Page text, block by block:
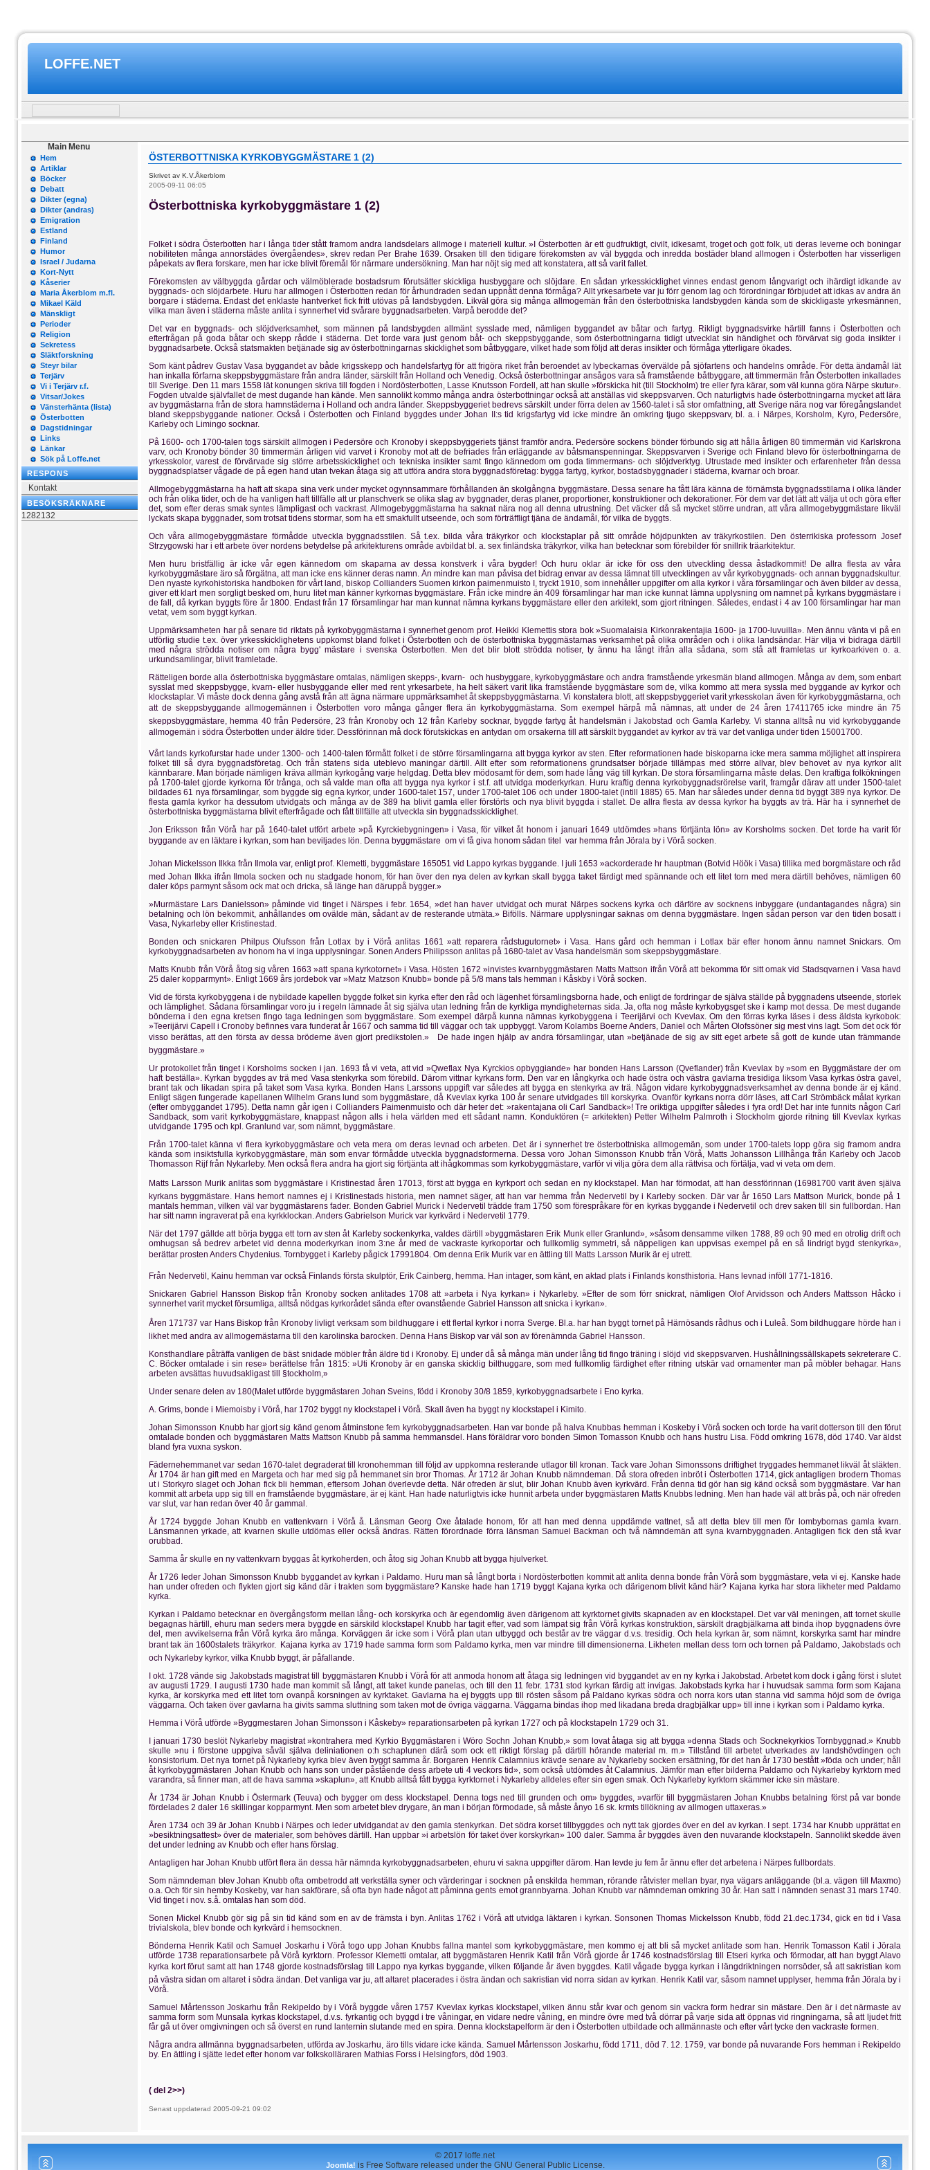
LOFFE.NET
Main Menu
Hem
Artiklar
Böcker
Debatt
Dikter (egna)
Dikter (andras)
Emigration
Estland
Finland
Humor
Israel / Judarna
Kort-Nytt
Kåserier
Maria Åkerblom m.fl.
Mikael Käld
Mänskligt
Perioder
Religion
Sekretess
Släktforskning
Steyr bilar
Terjärv
Vi i Terjärv r.f.
Vitsar/Jokes
Vänsterhänta (lista)
Österbotten
Dagstidningar
Links
Länkar
Sök på Loffe.net
RESPONS
Kontakt
BESÖKSRÄKNARE
1282132
ÖSTERBOTTNISKA KYRKOBYGGMÄSTARE 1 (2)
Skrivet av K.V.Åkerblom
2005-09-11 06:05
Österbottniska kyrkobyggmästare 1 (2)
Folket i södra Österbotten har i långa tider stått framom andra landsdelars allmoge i materiell kultur. »I Österbotten är ett gudfruktigt, civilt, idkesamt, troget och gott folk, uti deras leverne och boningar
nobiliteten många annorstädes övergåendes», skrev redan Per Brahe 1639. Orsaken till den tidigare förekomsten av väl byggda och inredda bostäder bland allmogen i Österbotten har visserligen
påpekats av flera forskare, men har icke blivit föremål för närmare undersökning. Man har nöjt sig med att konstatera, att så varit fallet.
Förekomsten av välbyggda gårdar och välmöblerade bostadsrum förutsätter skickliga husbyggare och slöjdare. En sådan yrkesskicklighet vinnes endast genom långvarigt och ihärdigt idkande av
byggnads- och slöjdarbete. Huru har allmogen i Österbotten redan för århundraden sedan uppnått denna förmåga? Allt yrkesarbete var ju förr genom lag och förordningar förbjudet att idkas av andra än
borgare i städerna. Endast det enklaste hantverket fick fritt utövas på landsbygden. Likväl göra sig många allmogemän från den österbottniska landsbygden kända som de skickligaste yrkesmännen,
vilka man även i städerna måste anlita i synnerhet vid svårare byggnadsarbeten. Varpå berodde det?
Det var en byggnads- och slöjdverksamhet, som männen på landsbygden allmänt sysslade med, nämligen byggandet av båtar och fartyg. Rikligt byggnadsvirke härtill fanns i Österbotten och
efterfrågan på goda båtar och skepp rådde i städerna. Det torde vara just genom båt- och skeppsbyggande, som österbottningarna tidigt utvecklat sin händighet och förvärvat sig goda insikter i
byggnadsarbete. Också statsmakten betjänade sig av österbottningarnas skicklighet som båtbyggare, vilket hade som följd att deras insikter och förmåga ytterligare ökades.
Som känt pådrev Gustav Vasa byggandet av både krigsskepp och handelsfartyg för att frigöra riket från beroendet av lybeckarnas övervälde på sjöfartens och handelns område. För detta ändamål lät
han inkalla förfarna skeppsbyggmästare från andra länder, särskilt från Holland och Venedig. Också österbottningar ansågos vara så framstående båtbyggare, att timmermän från Österbotten inkallades
till Sverige. Den 11 mars 1558 lät konungen skriva till fogden i Nordösterbotten, Lasse Knutsson Fordell, att han skulle »förskicka hit (till Stockholm) tre eller fyra kärar, som väl kunna göra Närpe skutur».
Fogden utvalde självfallet de mest dugande han kände. Men sannolikt kommo många andra österbottningar också att anställas vid skeppsvarven. Och naturligtvis hade österbottningarna mycket att lära
av byggmästarna från de stora hamnstäderna i Holland och andra länder. Skeppsbyggeriet bedrevs särskilt under förra delen av 1560-taIet i så stor omfattning, att Sverige nära nog var föregångslandet
bland skeppsbyggande nationer. Också i Österbotten och Finland byggdes under Johan II:s tid krigsfartyg vid icke mindre än omkring tjugo skeppsvarv, bl. a. i Närpes, Korsholm, Kyro, Pedersöre,
Karleby och Limingo socknar.
På 1600- och 1700-talen togs särskilt allmogen i Pedersöre och Kronoby i skeppsbyggeriets tjänst framför andra. Pedersöre sockens bönder förbundo sig att hålla årligen 80 timmermän vid Karlskrona
varv, och Kronoby bönder 30 timmermän årligen vid varvet i Kronoby mot att de befriades från erläggande av båtsmanspenningar. Skeppsvarven i Sverige och Finland blevo för österbottningarna de
yrkesskolor, varest de förvärvade sig större arbetsskicklighet och tekniska insikter samt fingo kännedom om goda timmermans- och slöjdverktyg. Utrustade med insikter och erfarenheter från dessa
byggnadsplatser vågade de på egen hand utan tvekan åtaga sig att utföra andra stora byggnadsföretag: bygga fartyg, kyrkor, bostadsbyggnader i städerna, kvarnar och broar.
Allmogebyggmästarna ha haft att skapa sina verk under mycket ogynnsammare förhållanden än skolgångna byggmästare. Dessa senare ha fått lära känna de förnämsta byggnadsstilarna i olika länder
och från olika tider, och de ha vanligen haft tillfälle att ur planschverk se olika slag av byggnader, deras planer, proportioner, konstruktioner och dekorationer. För dem var det lätt att välja ut och göra efter
det, som efter deras smak syntes lämpligast och vackrast. Allmogebyggmästarna ha saknat nära nog all denna utrustning. Det väcker då så mycket större undran, att våra allmogebyggmästare likväl
lyckats skapa byggnader, som trotsat tidens stormar, som ha ett smakfullt utseende, och som förträffligt tjäna de ändamål, för vilka de byggts.
Och våra allmogebyggmästare förmådde utveckla byggnadsstilen. Så t.ex. bilda våra träkyrkor och klockstaplar på sitt område höjdpunkten av träkyrkostilen. Den österrikiska professorn Josef
Strzygowski har i ett arbete över nordens betydelse på arkitekturens område avbildat bl. a. sex finländska träkyrkor, vilka han betecknar som förebilder för snillrik träarkitektur.
Men huru bristfällig är icke vår egen kännedom om skaparna av dessa konstverk i våra bygder! Och huru oklar är icke för oss den utveckling dessa åstadkommit! De allra flesta av våra
kyrkobyggmästare äro så förgätna, att man icke ens känner deras namn. Än mindre kan man påvisa det bidrag envar av dessa lämnat till utvecklingen av vår kyrkobyggnads- och annan byggnadskultur.
Den nyaste kyrkohistoriska handboken för vårt land, biskop Collianders Suomen kirkon paimenmuisto I, tryckt 1910, som innehåller uppgifter om alla kyrkor i våra församlingar och även bilder av dessa,
giver ett klart men sorgligt besked om, huru litet man känner kyrkornas byggmästare. Från icke mindre än 409 församlingar har man icke kunnat lämna upplysning om namnet på kyrkans byggmästare i
de fall, då kyrkan byggts före år 1800. Endast från 17 församlingar har man kunnat nämna kyrkans byggmästare eller den arkitekt, som gjort ritningen. Således, endast i 4 av 100 församlingar har man
vetat, vem som byggt kyrkan.
Uppmärksamheten har på senare tid riktats på kyrkobyggmästarna i synnerhet genom prof. Heikki Klemettis stora bok »Suomalaisia Kirkonrakentajia 1600- ja 1700-luvuilla». Men ännu vänta vi på en
utförlig studie t.ex. över yrkesskicklighetens uppkomst bland folket i Österbotten och de österbottniska byggmästarnas verksamhet på olika områden och i olika landsändar. Här vilja vi bidraga därtill
med några strödda notiser om några bygg' mästare i svenska Österbotten. Men det blir blott strödda notiser, ty ännu ha långt ifrån alla sådana, som stå att framletas ur kyrkoarkiven o. a.
urkundsamlingar, blivit framletade.
Rätteligen borde alla österbottniska byggmästare omtalas, nämligen skepps-, kvarn- och husbyggare, kyrkobyggmästare och andra framstående yrkesmän bland allmogen. Många av dem, som enbart
sysslat med skeppsbygge, kvarn- eller husbyggande eller med rent yrkesarbete, ha helt säkert varit lika framstående byggmästare som de, vilka kommo att mera syssla med byggande av kyrkor och
klockstaplar. Vi måste dock denna gång avstå från att ägna närmare uppmärksamhet åt skeppsbyggmästarna. Vi konstatera blott, att skeppsbyggeriet varit yrkesskolan även för kyrkobyggmästarna, och
att de skeppsbyggande allmogemännen i Österbotten voro många gånger flera än kyrkobyggmästarna. Som exempel härpå må nämnas, att under de 24 åren 17411765 icke mindre än 75
skeppsbyggmästare, hemma 40 från Pedersöre, 23 från Kronoby och 12 från Karleby socknar, byggde fartyg åt handelsmän i Jakobstad och Gamla Karleby. Vi stanna alltså nu vid kyrkobyggande
allmogemän i södra Österbotten under äldre tider. Dessförinnan må dock förutskickas en antydan om orsakerna till att särskilt byggandet av kyrkor av trä var det vanliga under tiden 15001700.
Vårt lands kyrkofurstar hade under 1300- och 1400-talen förmått folket i de större församlingarna att bygga kyrkor av sten. Efter reformationen hade biskoparna icke mera samma möjlighet att inspirera
folket till så dyra byggnadsföretag. Och från statens sida uteblevo maningar därtill. Allt efter som reformationens grundsatser började tillämpas med större allvar, blev behovet av nya kyrkor allt
kännbarare. Man började nämligen kräva allmän kyrkogång varje helgdag. Detta blev mödosamt för dem, som hade lång väg till kyrkan. De stora församlingarna måste delas. Den kraftiga folkökningen
på 1700-talet gjorde kyrkorna för trånga, och så valde man ofta att bygga nya kyrkor i st.f. att utvidga moderkyrkan. Huru kraftig denna kyrkobyggnadsrörelse varit, framgår därav att under 1500-talet
bildades 61 nya församlingar, som byggde sig egna kyrkor, under 1600-talet 157, under 1700-talet 106 och under 1800-talet (intill 1885) 65. Man har således under denna tid byggt 389 nya kyrkor. De
flesta gamla kyrkor ha dessutom utvidgats och många av de 389 ha blivit gamla eller förstörts och nya blivit byggda i stallet. De allra flesta av dessa kyrkor ha byggts av trä. Här ha i synnerhet de
österbottniska byggmästarna blivit efterfrågade och fått tillfälle att utveckla sin byggnadsskicklighet.
Jon Eriksson från Vörå har på 1640-talet utfört arbete »på Kyrckiebygningen» i Vasa, för vilket åt honom i januari 1649 utdömdes »hans förtjänta lön» av Korsholms socken. Det torde ha varit för
byggande av en läktare i kyrkan, som han beviljades lön. Denna byggmästare  om vi få giva honom sådan titel  var hemma från Jörala by i Vörå socken.
Johan Mickelsson Ilkka från Ilmola var, enligt prof. Klemetti, byggmästare 165051 vid Lappo kyrkas byggande. I juli 1653 »ackorderade hr hauptman (Botvid Höök i Vasa) tillika med borgmästare och råd
med Johan Ilkka ifrån Ilmola socken och nu stadgade honom, för han över den nya delen av kyrkan skall bygga taket färdigt med spännande och ett litet torn med mera därtill behöves, nämligen 60
daler köps parmynt såsom ock mat och dricka, så länge han däruppå bygger.»
»Murmästare Lars Danielsson» påminde vid tinget i Närspes i febr. 1654, »det han haver utvidgat och murat Närpes sockens kyrka och därföre av socknens inbyggare (undantagandes några) sin
betalning och lön bekommit, anhållandes om ovälde män, sådant av de resterande utmäta.» Bifölls. Närmare upplysningar saknas om denna byggmästare. Ingen sådan person var den tiden bosatt i
Vasa, Nykarleby eller Kristinestad.
Bonden och snickaren Philpus Olufsson från Lotlax by i Vörå anlitas 1661 »att reparera rådstugutornet» i Vasa. Hans gård och hemman i Lotlax bär efter honom ännu namnet Snickars. Om
kyrkobyggnadsarbeten av honom ha vi inga upplysningar. Sonen Anders Philipsson anlitas på 1680-talet av Vasa handelsmän som skeppsbyggmästare.
Matts Knubb från Vörå åtog sig våren 1663 »att spana kyrkotornet» i Vasa. Hösten 1672 »invistes kvarnbyggmästaren Matts Mattson ifrån Vörå att bekomma för sitt omak vid Stadsqvarnen i Vasa havd
25 daler kopparmynt». Enligt 1669 års jordebok var »Matz Matzson Knubb» bonde på 5/8 mans tals hemman i Kåskby i Vörå socken.
Vid de första kyrkobyggena i de nybildade kapellen byggde folket sin kyrka efter den råd och lägenhet församlingsborna hade, och enligt de fordringar de själva ställde på byggnadens utseende, storlek
och lämplighet. Sådana församlingar voro ju i regeln lämnade åt sig själva utan ledning från de kyrkliga myndigheternas sida. Ja, ofta nog måste kyrkobygsget ske i kamp mot dessa. De mest dugande
bönderna i den egna kretsen fingo taga ledningen som byggmästare. Som exempel därpå kunna nämnas kyrkobyggena i Teerijärvi och Kvevlax. Om den förras kyrka läses i dess äldsta kyrkobok:
»Teerijärvi Capell i Cronoby befinnes vara funderat år 1667 och samma tid till väggar och tak uppbyggt. Varom Kolambs Boerne Anders, Daniel och Mårten Olofssöner sig mest vins lagt. Som det ock för
visso berättas, att den första av dessa bröderne även gjort predikstolen.»   De hade ingen hjälp av andra församlingar, utan »betjänade de sig av sitt eget arbete så gott de kunde utan främmande
byggmästare.»
Ur protokollet från tinget i Korsholms socken i jan. 1693 få vi veta, att vid »Qweflax Nya Kyrckios opbyggiande» har bonden Hans Larsson (Qveflander) från Kvevlax by »som en Byggmästare der om
haft beställa». Kyrkan byggdes av trä med Vasa stenkyrka som förebild. Därom vittnar kyrkans form. Den var en långkyrka och hade östra och västra gavlarna tresidiga liksom Vasa kyrkas östra gavel,
brant tak och likadan spira på taket som Vasa kyrka. Bonden Hans Larssons uppgift var således att bygga en stenkyrka av trä. Någon vidare kyrkobyggnadsverksamhet av denna bonde är ej känd.
Enligt sägen fungerade kapellanen Wilhelm Grans lund som byggmästare, då Kvevlax kyrka 100 år senare utvidgades till korskyrka. Ovanför kyrkans norra dörr läses, att Carl Strömbäck målat kyrkan
(efter ombyggandet 1795). Detta namn går igen i Collianders Paimenmuisto och där heter det: »rakentajana oli Carl Sandback»! Tre oriktiga uppgifter således i fyra ord! Det har inte funnits någon Carl
Sandback, som varit kyrkobyggmästare, knappast någon alls i hela världen med ett sådant namn. Konduktören (= arkitekten) Petter Wilhelm Palmroth i Stockholm gjorde ritning till Kvevlax kyrkas
utvidgande 1795 och kpl. Granlund var, som nämnt, byggmästare.
Från 1700-talet känna vi flera kyrkobyggmästare och veta mera om deras levnad och arbeten. Det är i synnerhet tre österbottniska allmogemän, som under 1700-talets lopp göra sig framom andra
kända som insiktsfulla kyrkobyggmästare, män som envar förmådde utveckla byggnadsformerna. Dessa voro Johan Simonsson Knubb från Vörå, Matts Johansson Lillhånga från Karleby och Jacob
Thomasson Rijf från Nykarleby. Men också flera andra ha gjort sig förtjänta att ihågkommas som kyrkobyggmästare, varför vi vilja göra dem alla rättvisa och förtälja, vad vi veta om dem.
Matts Larsson Murik anlitas som byggmästare i Kristinestad åren 17013, först att bygga en kyrkport och sedan en ny klockstapel. Man har förmodat, att han dessförinnan (16981700 varit även själva
kyrkans byggmästare. Hans hemort namnes ej i Kristinestads historia, men namnet säger, att han var hemma från Nedervetil by i Karleby socken. Där var år 1650 Lars Mattson Murick, bonde på 1
mantals hemman, vilken väl var byggmästarens fader. Bonden Gabriel Murick i Nedervetil trädde fram 1750 som förespråkare för en kyrkas byggande i Nedervetil och drev saken till sin fullbordan. Han
har sitt namn ingraverat på ena kyrkklockan. Anders Gabrielson Murick var kyrkvärd i Nedervetil 1779.
När det 1797 gällde att börja bygga ett torn av sten åt Karleby sockenkyrka, valdes därtill »byggmästaren Erik Munk eller Granlund», »såsom densamme vilken 1788, 89 och 90 med en otrolig drift och
omhugsan så bedrev arbetet vid denna moderkyrkan inom 3:ne år med de vackraste kyrkoportar och fullkomlig symmetri, så näppeligen kan uppvisas exempel på en så lindrigt bygd stenkyrka»,
berättar prosten Anders Chydenius. Tornbygget i Karleby pågick 17991804. Om denna Erik Murik var en ättling till Matts Larsson Murik är ej utrett.
Från Nedervetil, Kainu hemman var också Finlands första skulptör, Erik Cainberg, hemma. Han intager, som känt, en aktad plats i Finlands konsthistoria. Hans levnad inföll 1771-1816.
Snickaren Gabriel Hansson Biskop från Kronoby socken anlitades 1708 att »arbeta i Nya kyrkan» i Nykarleby. »Efter de som förr snickrat, nämligen Olof Arvidsson och Anders Mattsson Håcko i
synnerhet varit mycket försumliga, alltså nödgas kyrkorådet sända efter ovanstående Gabriel Hansson att snicka i kyrkan».
Åren 171737 var Hans Biskop från Kronoby livligt verksam som bildhuggare i ett flertal kyrkor i norra Sverge. Bl.a. har han byggt tornet på Härnösands rådhus och i Luleå. Som bildhuggare hörde han i
likhet med andra av allmogemästarna till den karolinska barocken. Denna Hans Biskop var väl son av förenämnda Gabriel Hansson.
Konsthandlare påträffa vanligen de bäst snidade möbler från äldre tid i Kronoby. Ej under då så många män under lång tid fingo träning i slöjd vid skeppsvarven. Hushållningssällskapets sekreterare C.
C. Böcker omtalade i sin rese» berättelse från 1815: »Uti Kronoby är en ganska skicklig bilthuggare, som med fullkomlig färdighet efter ritning utskär vad ornamenter man på möbler behagar. Hans
arbeten avsättas huvudsakligast till §tockholm,»
Under senare delen av 180(Malet utförde byggmästaren Johan Sveins, född i Kronoby 30/8 1859, kyrkobyggnadsarbete i Eno kyrka.
A. Grims, bonde i Miemoisby i Vörå, har 1702 byggt ny klockstapel i Vörå. Skall även ha byggt ny klockstapel i Kimito.
Johan Simonsson Knubb har gjort sig känd genom åtminstone fem kyrkobyggnadsarbeten. Han var bonde på halva Knubbas hemman i Koskeby i Vörå socken och torde ha varit dotterson till den förut
omtalade bonden och byggmästaren Matts Mattson Knubb på samma hemmansdel. Hans föräldrar voro bonden Simon Tomasson Knubb och hans hustru Lisa. Född omkring 1678, död 1740. Var äldst
bland fyra vuxna syskon.
Fädernehemmanet var sedan 1670-talet degraderat till kronohemman till följd av uppkomna resterande utlagor till kronan. Tack vare Johan Simonssons driftighet tryggades hemmanet likväl åt släkten.
År 1704 är han gift med en Margeta och har med sig på hemmanet sin bror Thomas. År 1712 är Johan Knubb nämndeman. Då stora ofreden inbröt i Österbotten 1714, gick antagligen brodern Thomas
ut i Storkyro slaget och Johan fick bli hemman, eftersom Johan överlevde detta. När ofreden är slut, blir Johan Knubb även kyrkvärd. Från denna tid gör han sig känd också som byggmästare. Var han
kommit att arbeta upp sig till en framstående byggmästare, är ej känt. Han hade naturligtvis icke hunnit arbeta under byggmästaren Matts Knubbs ledning. Men han hade väl att brås på, och när ofreden
var slut, var han redan över 40 år gammal.
År 1724 byggde Johan Knubb en vattenkvarn i Vörå å. Länsman Georg Oxe åtalade honom, för att han med denna uppdämde vattnet, så att detta blev till men för lombybornas gamla kvarn.
Länsmannen yrkade, att kvarnen skulle utdömas eller också ändras. Rätten förordnade förra länsman Samuel Backman och två nämndemän att syna kvarnbyggnaden. Antagligen fick den stå kvar
orubbad.
Samma år skulle en ny vattenkvarn byggas åt kyrkoherden, och åtog sig Johan Knubb att bygga hjulverket.
År 1726 leder Johan Simonsson Knubb byggandet av kyrkan i Paldamo. Huru man så långt borta i Nordösterbotten kommit att anlita denna bonde från Vörå som byggmästare, veta vi ej. Kanske hade
han under ofreden och flykten gjort sig känd där i trakten som byggmästare? Kanske hade han 1719 byggt Kajana kyrka och därigenom blivit känd här? Kajana kyrka har stora likheter med Paldamo
kyrka.
Kyrkan i Paldamo betecknar en övergångsform mellan lång- och korskyrka och är egendomlig även därigenom att kyrktornet givits skapnaden av en klockstapel. Det var väl meningen, att tornet skulle
begagnas härtill, ehuru man seders mera byggde en särskild klockstapel Knubb har tagit efter, vad som lämpat sig från Vörå kyrkas konstruktion, särskilt dragbjälkarna att binda ihop byggnadens övre
del, men avvikelserna från Vörå kyrka äro många. Korväggen är icke som i Vörå plan utan utbyggd och består av tre väggar d.v.s. tresidig. Och hela kyrkan är, som nämnt, korskyrka samt har mindre
brant tak än 1600stalets träkyrkor.  Kajana kyrka av 1719 hade samma form som Paldamo kyrka, men var mindre till dimensionerna. Likheten mellan dess torn och tornen på Paldamo, Jakobstads och
och Nykarleby kyrkor, vilka Knubb byggt, är påfallande.
I okt. 1728 vände sig Jakobstads magistrat till byggmästaren Knubb i Vörå för att anmoda honom att åtaga sig ledningen vid byggandet av en ny kyrka i Jakobstad. Arbetet kom dock i gång först i slutet
av augusti 1729. I augusti 1730 hade man kommit så långt, att taket kunde panelas, och till den 11 febr. 1731 stod kyrkan färdig att invigas. Jakobstads kyrka har i huvudsak samma form som Kajana
kyrka, är korskyrka med ett litet torn ovanpå korsningen av kyrktaket. Gavlarna ha ej byggts upp till rösten såsom på Paldano kyrkas södra och norra kors utan stanna vid samma höjd som de övriga
väggarna. Och taken över gavlarna ha givits samma sluttning som taken mot de övriga väggarna. Väggarna bindas ihop med likadana breda dragbjälkar upp» till inne i kyrkan som i Paldamo kyrka.
Hemma i Vörå utförde »Byggmestaren Johan Simonsson i Kåskeby» reparationsarbeten på kyrkan 1727 och på klockstapeln 1729 och 31.
I januari 1730 beslöt Nykarleby magistrat »kontrahera med Kyrkio Byggmästaren i Wöro Sochn Johan Knubb,» som lovat åtaga sig att bygga »denna Stads och Socknekyrkios Tornbyggnad.» Knubb
skulle »nu i förstone uppgiva såväl själva deliniationen o:h schaplunen därå som ock ett riktigt förslag på därtill hörande material m. m.» Tillstånd till arbetet utverkades av landshövdingen och
konsistorium. Det nya tornet på Nykarleby kyrka blev även byggt samma år. Borgaren Henrik Calamnius krävde senare av Nykarleby socken ersättning, för det han år 1730 bestått »föda och under; håll
åt kyrkobyggmästaren Johan Knubb och hans son under påstående dess arbete uti 4 veckors tid», som också utdömdes åt Calamnius. Jämför man efter bilderna Paldamo och Nykarleby kyrktorn med
varandra, så finner man, att de hava samma »skaplun», att Knubb alltså fått bygga kyrktornet i Nykarleby alldeles efter sin egen smak. Och Nykarleby kyrktorn skämmer icke sin mästare.
År 1734 är Johan Knubb i Östermark (Teuva) och bygger om dess klockstapel. Denna togs ned till grunden och om» byggdes, »varför till byggmästaren Johan Knubbs betalning först på var bonde
fördelades 2 daler 16 skillingar kopparmynt. Men som arbetet blev drygare, än man i början förmodade, så måste ånyo 16 sk. krmts tillökning av allmogen uttaxeras.»
Åren 1734 och 39 är Johan Knubb i Närpes och leder utvidgandat av den gamla stenkyrkan. Det södra korset tillbyggdes och nytt tak gjordes över en del av kyrkan. I sept. 1734 har Knubb upprättat en
»besiktningsattest» över de materialer, som behöves därtill. Han uppbar »i arbetslön för taket över korskyrkan» 100 daler. Samma år byggdes även den nuvarande klockstapeln. Sannolikt skedde även
det under ledning av Knubb och efter hans förslag.
Antagligen har Johan Knubb utfört flera än dessa här nämnda kyrkobyggnadsarbeten, ehuru vi sakna uppgifter därom. Han levde ju fem år ännu efter det arbetena i Närpes fullbordats.
Som nämndeman blev Johan Knubb ofta ombetrodd att verkställa syner och värderingar i socknen på enskilda hemman, rörande råtvister mellan byar, nya vägars anläggande (bl.a. vägen till Maxmo)
o.a. Och för sin hemby Koskeby, var han sakförare, så ofta byn hade något att påminna gents emot grannbyarna. Johan Knubb var nämndeman omkring 30 år. Han satt i nämnden senast 31 mars 1740.
Vid tinget i nov. s.å. omtalas han som död.
Sonen Mickel Knubb gör sig på sin tid känd som en av de främsta i byn. Anlitas 1762 i Vörå att utvidga läktaren i kyrkan. Sonsonen Thomas Mickelsson Knubb, född 21.dec.1734, gick en tid i Vasa
trivialskola, blev bonde och kyrkvärd i hemsocknen.
Bönderna Henrik Katil och Samuel Joskarhu i Vörå togo upp Johan Knubbs fallna mantel som kyrkobyggmästare, men kommo ej att bli så mycket anlitade som han. Henrik Tomasson Katil i Jörala
utförde 1738 reparationsarbete på Vörå kyrktorn. Professor Klemetti omtalar, att byggmästaren Henrik Katil från Vörå gjorde år 1746 kostnadsförslag till Etseri kyrka och förmodar, att han byggt Alavo
kyrka kort förut samt att han 1748 gjorde kostnadsförslag till Lappo nya kyrkas byggande, vilken följande år även byggdes. Katil vågade bygga kyrkan i längdriktningen norrsöder, så att sakristian kom
på västra sidan om altaret i södra ändan. Det vanliga var ju, att altaret placerades i östra ändan och sakristian vid norra sidan av kyrkan. Henrik Katil var, såsom namnet upplyser, hemma från Jörala by i
Vörå.
Samuel Mårtensson Joskarhu från Rekipeldo by i Vörå byggde våren 1757 Kvevlax kyrkas klockstapel, vilken ännu står kvar och genom sin vackra form hedrar sin mästare. Den är i det närmaste av
samma form som Munsala kyrkas klockstapel, d.v.s. fyrkantig och byggd i tre våningar, en vidare nedre våning, en mindre övre med två dörrar på varje sida att öppnas vid ringningarna, så att ljudet fritt
får gå ut över omgivningen och så överst en rund lanternin slutande med en spira. Denna klockstapelform är den i Österbotten utbildade och allmännaste och efter vårt tycke den vackraste formen.
Några andra allmänna byggnadsarbeten, utförda av Joskarhu, äro tills vidare icke kända. Samuel Mårtensson Joskarhu, född 1711, död 7. 12. 1759, var bonde på nuvarande Fors hemman i Rekipeldo
by. En ättling i sjätte ledet efter honom var folkskolläraren Mathias Forss i Helsingfors, död 1903.
( del 2>>)
Senast uppdaterad 2005-09-21 09:02
© 2017 loffe.net
Joomla! is Free Software released under the GNU General Public License.